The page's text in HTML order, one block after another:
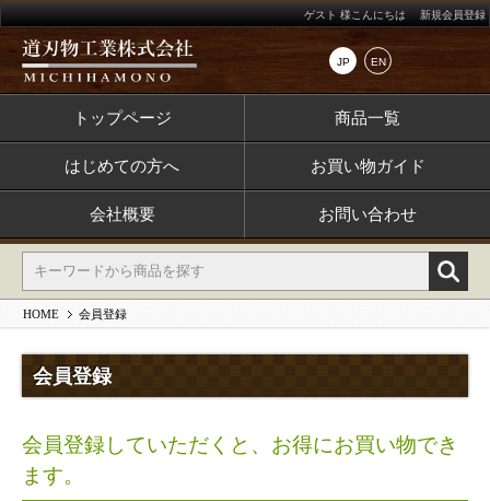
JP EN
ゲスト 様こんにちは 新規会員登録
トップページ 商品一覧
はじめての方へ お買い物ガイド
会社概要 お問い合わせ
HOME 会員登録
会員登録
会員登録していただくと、お得にお買い物でき
ます。